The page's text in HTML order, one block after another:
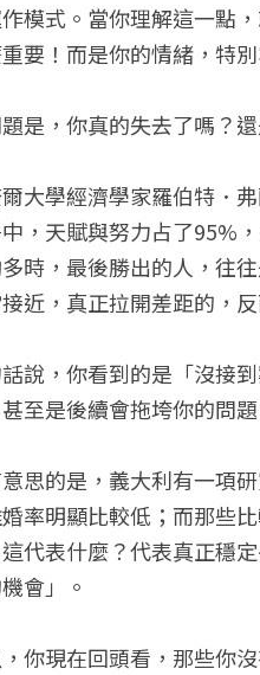
模式。當你理解這一點
要！而是你的情緒，特
是，你真的失去了嗎？
大學經濟學家羅伯特．
，天賦與努力占了95%
時，最後勝出的人，往
近，真正拉開差距的，
說，你看到的是「沒接
至是後續會拖垮你的問題
思的是，義大利有一項
率明顯比較低；而那些
代表什麼？代表真正穩
會」。
你現在回頭看，那些你